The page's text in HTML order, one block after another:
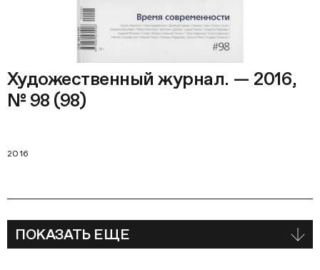
Художественный журнал. — 2016,
№ 98 (98)
2016
ПОКАЗАТЬ ЕЩЕ